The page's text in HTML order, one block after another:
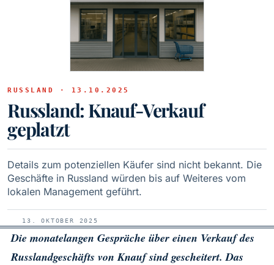
RUSSLAND · 13.10.2025
Russland: Knauf-Verkauf
geplatzt
Details zum potenziellen Käufer sind nicht bekannt. Die
Geschäfte in Russland würden bis auf Weiteres vom
lokalen Management geführt.
13. OKTOBER 2025
Die monatelangen Gespräche über einen Verkauf des
Russlandgeschäfts von Knauf sind gescheitert. Das